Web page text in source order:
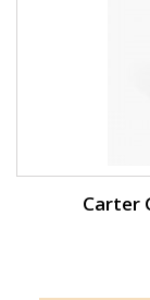
Carter